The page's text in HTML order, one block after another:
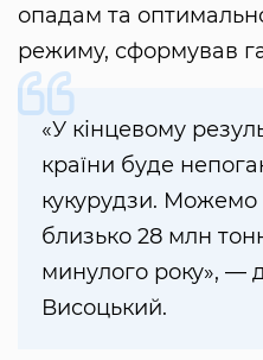
опадам та
режиму, сформував
«У кінцевому
країни буде
кукурудзи. Можемо
близько 28 млн
минулого року», —
Висоцький.